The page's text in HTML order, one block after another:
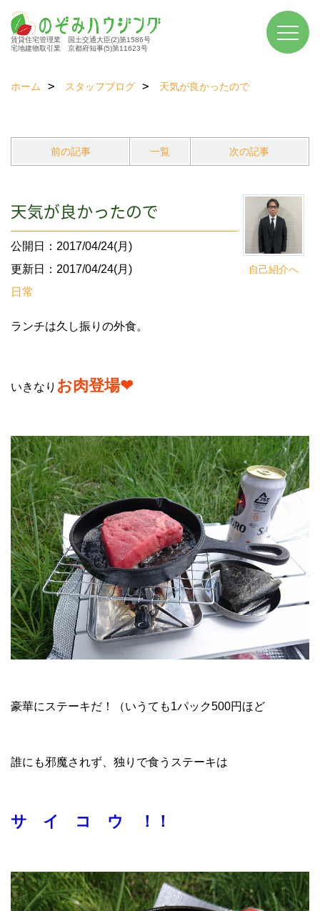
賃貸住宅管理業 国土交通大臣(2)第1586号
宅地建物取引業 京都府知事(5)第11623号
ホーム スタッフブログ 天気が良かったので
前の記事 一覧 次の記事
自己紹介へ
天気が良かったので
公開日：2017/04/24(月)
更新日：2017/04/24(月)
日常
ランチは久し振りの外食。
いきなり お肉登場❤
豪華にステーキだ！（いうても1パック500円ほど
誰にも邪魔されず、独りで食うステーキは
サ イ コ ウ ！！